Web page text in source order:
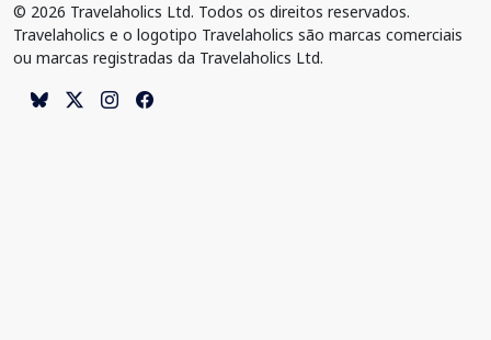
© 2026 Travelaholics Ltd. Todos os direitos reservados.
Travelaholics e o logotipo Travelaholics são marcas comerciais
ou marcas registradas da Travelaholics Ltd.